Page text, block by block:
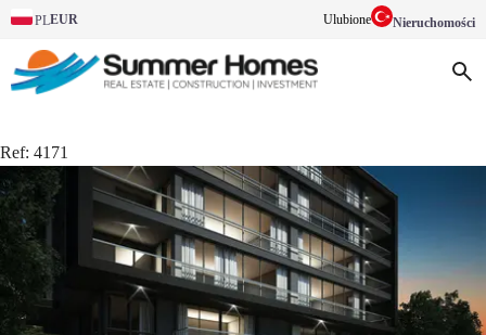
PLEUR Ulubione Nieruchomości
Ref: 4171